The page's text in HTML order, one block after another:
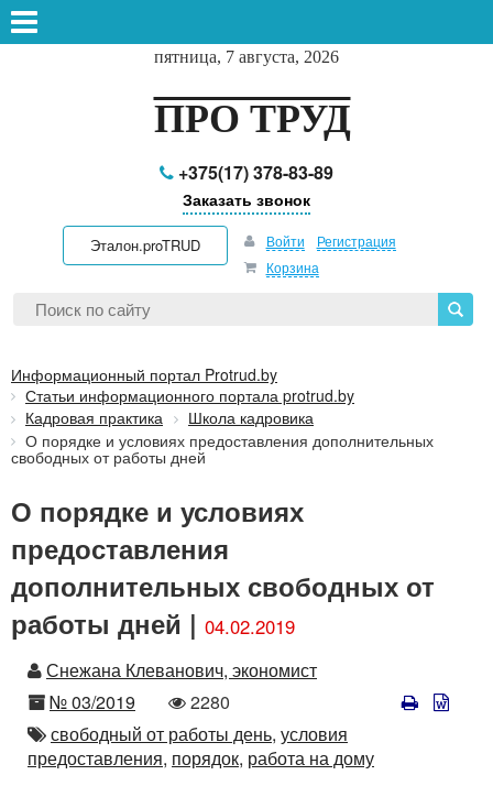
пятница, 7 августа, 2026
ПРО ТРУД
+375(17) 378-83-89
Заказать звонок
Эталон.proTRUD Войти
Регистрация
Корзина
Информационный портал Protrud.by
Статьи информационного портала protrud.by
Кадровая практика
Школа кадровика
О порядке и условиях предоставления дополнительных
свободных от работы дней
О порядке и условиях
предоставления
дополнительных свободных от
работы дней | 04.02.2019
Автор
Снежана Клеванович, экономист
Номер
№ 03/2019
Количество
просмотров
2280
Автор
свободный от работы день, условия
предоставления, порядок, работа на дому